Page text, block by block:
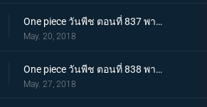
One piece วันพีช ตอนที่ 837 พากย์ไทย วันเกิดของมัม และวันที่คาราเมลหายไป
May. 20, 2018
One piece วันพีช ตอนที่ 838 พากย์ไทย ลั่นไกอาวุธสังหาร เวลาแห่งการลอบสังหารบิ๊กมัม
May. 27, 2018